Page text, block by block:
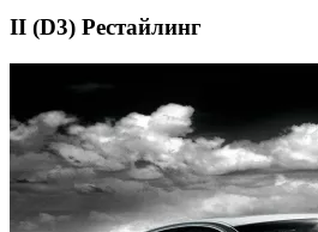
II (D3) Рестайлинг